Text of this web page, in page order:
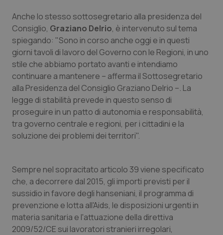
Sicilia
Toscana
Umbria
Valle D’Aosta
Veneto
Neuroscienze & patologie neurodegenerative
Obesità
Oftalmologia
Oncodermatologia
Oncoematologia
Psoriasi & pelle
Quotidiano Cardiologia
Quotidiano Chirurgia
Anche lo stesso sottosegretario alla presidenza del
Consiglio, Graziano Delrio, è intervenuto sul tema
spiegando: "Sono in corso anche oggi e in questi
giorni tavoli di lavoro del Governo con le Regioni, in uno
stile che abbiamo portato avanti e intendiamo
continuare a mantenere – afferma il Sottosegretario
alla Presidenza del Consiglio Graziano Delrio –. La
legge di stabilità prevede in questo senso di
proseguire in un patto di autonomia e responsabilità,
tra governo centrale e regioni, per i cittadini e la
soluzione dei problemi dei territori".
Sempre nel sopracitato articolo 39 viene specificato
che, a decorrere dal 2015, gli importi previsti per il
sussidio in favore degli hanseniani, il programma di
prevenzione e lotta all'Aids, le disposizioni urgenti in
materia sanitaria e l'attuazione della direttiva
2009/52/CE sui lavoratori stranieri irregolari,